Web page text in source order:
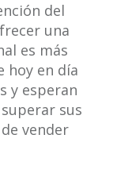
del
una
es más
hoy en día
y esperan
sus
vender